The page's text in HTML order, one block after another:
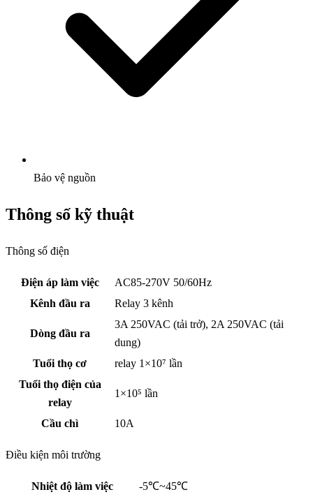
Bảo vệ nguồn
Thông số kỹ thuật
Thông số điện
Điện áp làm việc
AC85-270V 50/60Hz
Kênh đầu ra
Relay 3 kênh
Dòng đầu ra
3A 250VAC (tải trở), 2A 250VAC (tải
dung)
Tuổi thọ cơ
relay 1×10⁷ lần
Tuổi thọ điện của
relay
1×10⁵ lần
Cầu chì 10A
Điều kiện môi trường
Nhiệt độ làm việc
-5℃~45℃